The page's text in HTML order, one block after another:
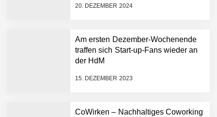
20. DEZEMBER 2024
Am ersten Dezember-Wochenende
traffen sich Start-up-Fans wieder an
der HdM
15. DEZEMBER 2023
CoWirken – Nachhaltiges Coworking
AI breit auszurollen
Humanoider Roboter bringt
Hightech ins Stadion
Simulationsdienstleistung in
FiniteNow ermöglicht
Entwicklungsprozesse